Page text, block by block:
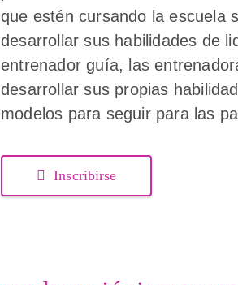
que estén cursando la escuela
desarrollar sus habilidades de
entrenador guía, las
desarrollar sus propias
modelos para seguir para las
Inscribirse